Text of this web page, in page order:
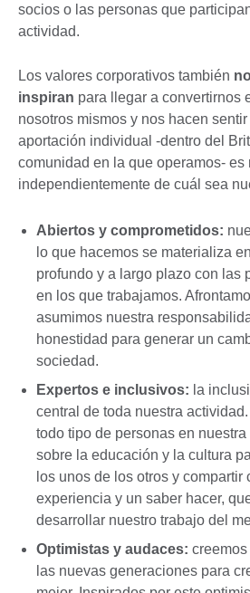
socios o las personas que
actividad.
Los valores corporativos también
inspiran para llegar a convertirnos
nosotros mismos y nos hacen
aportación individual -dentro del
comunidad en la que operamos- es
independientemente de cuál sea
Abiertos y comprometidos:
lo que hacemos se materializa
profundo y a largo plazo con las
en los que trabajamos.
asumimos nuestra
honestidad para generar un
sociedad.
Expertos e inclusivos: la
central de toda nuestra
todo tipo de personas en
sobre la educación y la cultura
los unos de los otros y compartir
experiencia y un saber hacer,
desarrollar nuestro trabajo del
Optimistas y audaces:
las nuevas generaciones para